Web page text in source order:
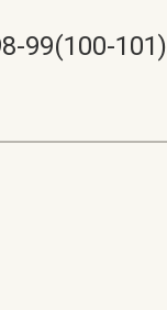
99(100-101)